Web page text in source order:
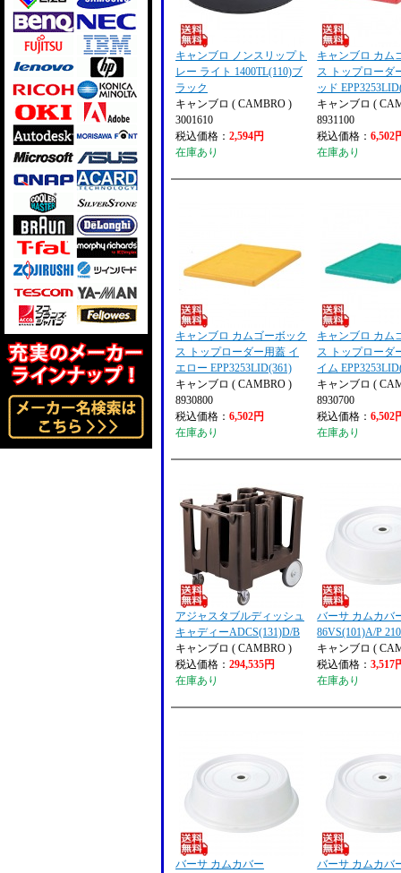
キャンブロ ノンスリップト
レー ライト 1400TL(110)ブ
ラック
キャンブロ ( CAMBRO )
3001610
税込価格： 2,594円
在庫あり
キャンブロ カム
ス トップローダ
ッド
キャンブロ (
8931100
税込価格：6,502
在庫あり
キャンブロ カムゴーボック
ス トップローダー用蓋 イ
エロー EPP3253LID(361)
キャンブロ ( CAMBRO )
8930800
税込価格： 6,502円
在庫あり
キャンブロ カム
ス トップローダ
イム
キャンブロ (
8930700
税込価格：6,502
在庫あり
アジャスタブルディッシュ
キャディーADCS(131)D/B
キャンブロ ( CAMBRO )
税込価格： 294,535円
在庫あり
バーサ カムカバ
86VS(101)A/P
キャンブロ (
税込価格：3,517
在庫あり
バーサ カムカバー バーサ カムカバ